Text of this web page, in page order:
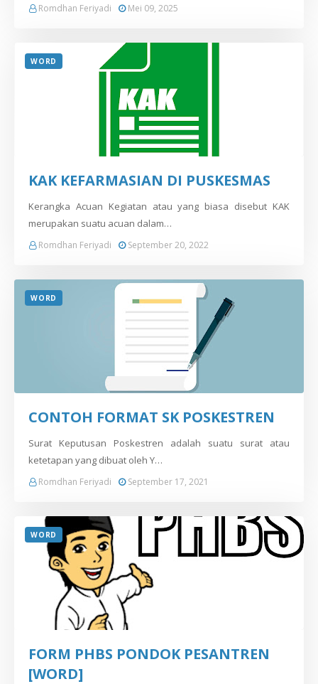
Romdhan Feriyadi Mei 09, 2025
WORD
KAK KEFARMASIAN DI PUSKESMAS
Kerangka Acuan Kegiatan atau yang biasa disebut KAK
merupakan suatu acuan dalam…
Romdhan Feriyadi September 20, 2022
WORD
CONTOH FORMAT SK POSKESTREN
Surat Keputusan Poskestren adalah suatu surat atau
ketetapan yang dibuat oleh Y…
Romdhan Feriyadi September 17, 2021
WORD
FORM PHBS PONDOK PESANTREN
[WORD]